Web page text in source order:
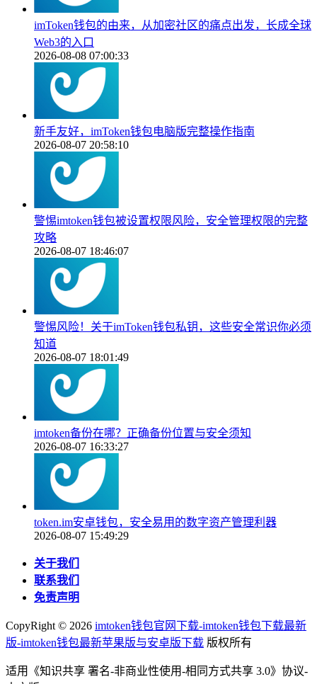
imToken钱包的由来，从加密社区的痛点出发，长成全球
Web3的入口
2026-08-08 07:00:33
新手友好，imToken钱包电脑版完整操作指南
2026-08-07 20:58:10
警惕imtoken钱包被设置权限风险，安全管理权限的完整
攻略
2026-08-07 18:46:07
警惕风险！关于imToken钱包私钥，这些安全常识你必须
知道
2026-08-07 18:01:49
imtoken备份在哪？正确备份位置与安全须知
2026-08-07 16:33:27
token.im安卓钱包，安全易用的数字资产管理利器
2026-08-07 15:49:29
关于我们
联系我们
免责声明
CopyRight © 2026 imtoken钱包官网下载-imtoken钱包下载最新
版-imtoken钱包最新苹果版与安卓版下载 版权所有
适用《知识共享 署名-非商业性使用-相同方式共享 3.0》协议-